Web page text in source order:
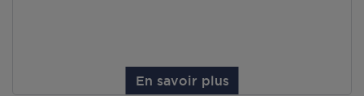
En savoir plus